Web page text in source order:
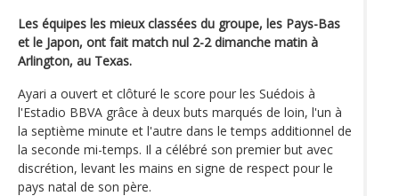
Les équipes les mieux classées du groupe, les Pays-Bas
et le Japon, ont fait match nul 2-2 dimanche matin à
Arlington, au Texas.
Ayari a ouvert et clôturé le score pour les Suédois à
l'Estadio BBVA grâce à deux buts marqués de loin, l'un à
la septième minute et l'autre dans le temps additionnel de
la seconde mi-temps. Il a célébré son premier but avec
discrétion, levant les mains en signe de respect pour le
pays natal de son père.